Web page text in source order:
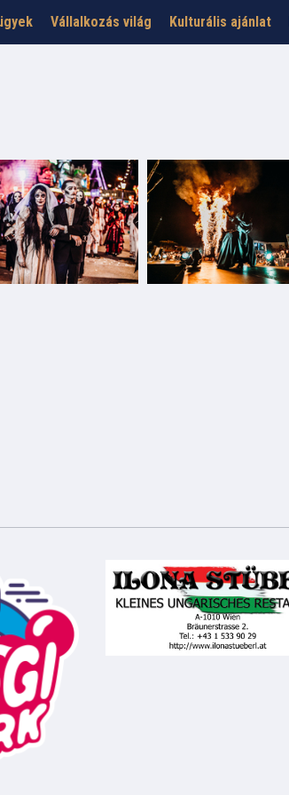
Vállalkozás világ Kulturális ajánlat